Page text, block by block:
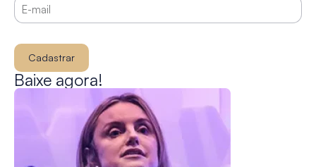
Cadastrar
Baixe agora!